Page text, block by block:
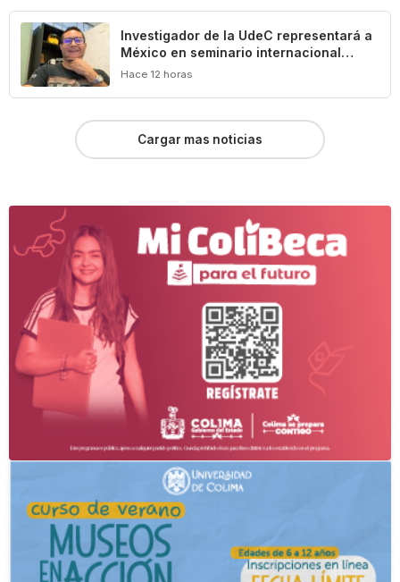
Investigador de la UdeC representará a
México en seminario internacional
sobre agua, medio ambiente y geotecnia
Hace 12 horas
Cargar mas noticias